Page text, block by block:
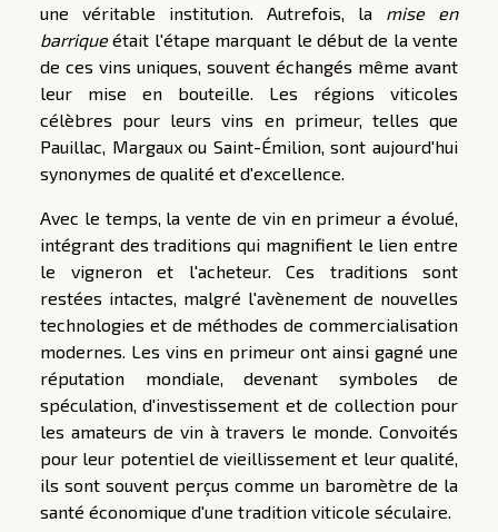
une véritable institution. Autrefois, la mise en
barriqueétait l'étape marquant le début de la vente
de ces vins uniques, souvent échangés même avant
leur mise en bouteille. Les régions viticoles
célèbres pour leurs vins en primeur, telles que
Pauillac, Margaux ou Saint-Émilion, sont aujourd'hui
synonymes de qualité et d'excellence.
Avec le temps, la vente de vin en primeur a évolué,
intégrant des traditions qui magnifient le lien entre
le vigneron et l'acheteur. Ces traditions sont
restées intactes, malgré l'avènement de nouvelles
technologies et de méthodes de commercialisation
modernes. Les vins en primeur ont ainsi gagné une
réputation mondiale, devenant symboles de
spéculation, d'investissement et de collection pour
les amateurs de vin à travers le monde. Convoités
pour leur potentiel de vieillissement et leur qualité,
ils sont souvent perçus comme un baromètre de la
santé économique d'une tradition viticole séculaire.